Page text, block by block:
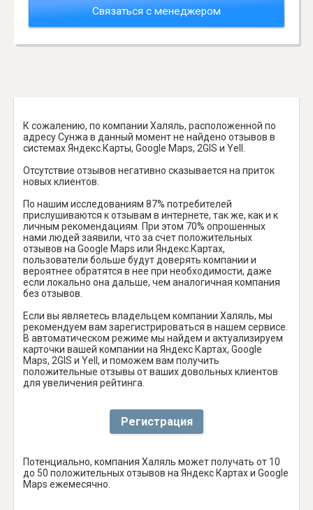
Связаться с менеджером
К сожалению, по компании Халяль, расположенной по
адресу Сунжа в данный момент не найдено отзывов в
системах Яндекс.Карты, Google Maps, 2GIS и Yell.
Отсутствие отзывов негативно сказывается на приток
новых клиентов.
По нашим исследованиям 87% потребителей
прислушиваются к отзывам в интернете, так же, как и к
личным рекомендациям. При этом 70% опрошенных
нами людей заявили, что за счет положительных
отзывов на Google Maps или Яндекс.Картах,
пользователи больше будут доверять компании и
вероятнее обратятся в нее при необходимости, даже
если локально она дальше, чем аналогичная компания
без отзывов.
Если вы являетесь владельцем компании Халяль, мы
рекомендуем вам зарегистрироваться в нашем сервисе.
В автоматическом режиме мы найдем и актуализируем
карточки вашей компании на Яндекс Картах, Google
Maps, 2GIS и Yell, и поможем вам получить
положительные отзывы от ваших довольных клиентов
для увеличения рейтинга.
Регистрация
Потенциально, компания Халяль может получать от 10
до 50 положительных отзывов на Яндекс Картах и Google
Maps ежемесячно.